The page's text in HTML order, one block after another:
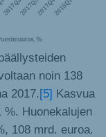
noin 138
2017.[5] Kasvua
%. Huonekalujen
108 mrd. euroa.